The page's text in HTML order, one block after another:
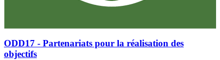
ODD17 - Partenariats pour la réalisation des
objectifs